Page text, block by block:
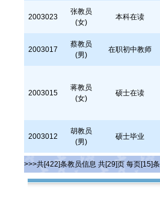
2003023
张教员
(女)
本科在读
2003017
蔡教员
(男)
在职初中教师
2003015
蒋教员
(女)
硕士在读
2003012
胡教员
(男)
硕士毕业
>>>共[422]条教员信息 共[29]页 每页[15]条